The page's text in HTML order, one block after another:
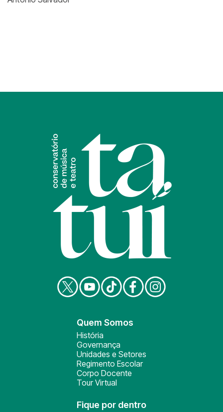
Quem Somos
História
Governança
Unidades e Setores
Regimento Escolar
Corpo Docente
Tour Virtual
Fique por dentro